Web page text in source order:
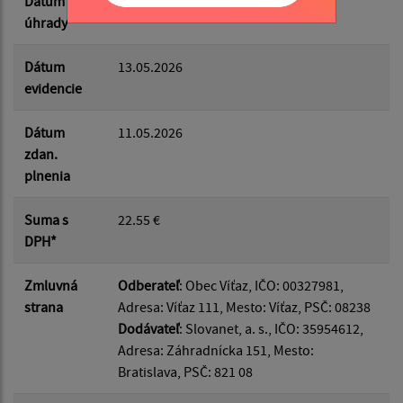
úhrady
Dátum
evidencie
13.05.2026
Dátum
zdan.
plnenia
11.05.2026
Suma s
DPH*
22.55 €
Zmluvná
strana
Odberateľ: Obec Víťaz, IČO: 00327981,
Adresa: Víťaz 111, Mesto: Víťaz, PSČ: 08238
Dodávateľ: Slovanet, a. s., IČO: 35954612,
Adresa: Záhradnícka 151, Mesto:
Bratislava, PSČ: 821 08